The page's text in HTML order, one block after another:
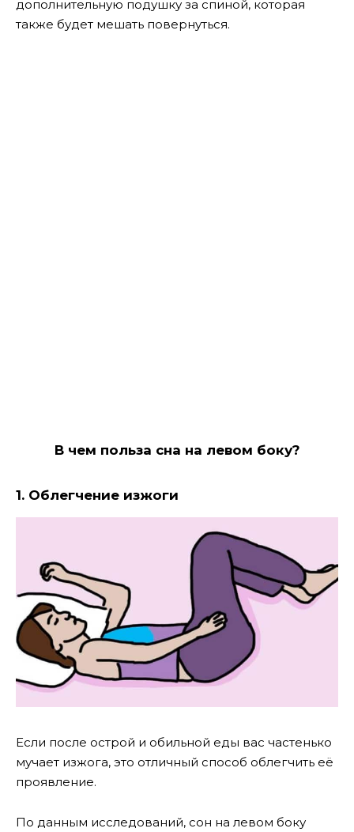
дополнительную подушку за спиной, которая
также будет мешать повернуться.
В чем польза сна на левом боку?
1. Облегчение изжоги
Если после острой и обильной еды вас частенько
мучает изжога, это отличный способ облегчить её
проявление.
По данным исследований, сон на левом боку